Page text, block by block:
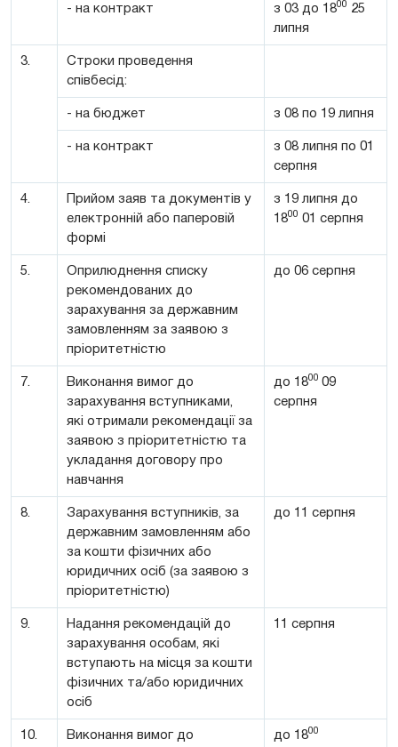
- на контракт з 03 до 1800 25
липня
3.
Строки проведення
співбесід:
- на бюджет з 08 по 19 липня
- на контракт
з 08 липня по 01
серпня
4.
Прийом заяв та документів у
електронній або паперовій
формі
з 19 липня до
1800 01 серпня
5.
Оприлюднення списку
рекомендованих до
зарахування за державним
замовленням за заявою з
пріоритетністю
до 06 серпня
7.
Виконання вимог до
зарахування вступниками,
які отримали рекомендації за
заявою з пріоритетністю та
укладання договору про
навчання
до 1800 09
серпня
8.
Зарахування вступників, за
державним замовленням або
за кошти фізичних або
юридичних осіб (за заявою з
пріоритетністю)
до 11 серпня
9.
Надання рекомендацій до
зарахування особам, які
вступають на місця за кошти
фізичних та/або юридичних
осіб
11 серпня
10.
Виконання вимог до
до 1800